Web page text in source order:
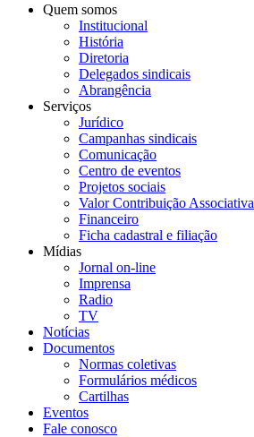
Quem somos
Institucional
História
Diretoria
Delegados sindicais
Abrangência
Serviços
Jurídico
Campanhas sindicais
Comunicação
Centro de eventos
Projetos sociais
Valor Contribuição Associativa
Financeiro
Ficha cadastral e filiação
Mídias
Jornal on-line
Imprensa
Radio
TV
Notícias
Documentos
Normas coletivas
Formulários médicos
Cartilhas
Eventos
Fale conosco